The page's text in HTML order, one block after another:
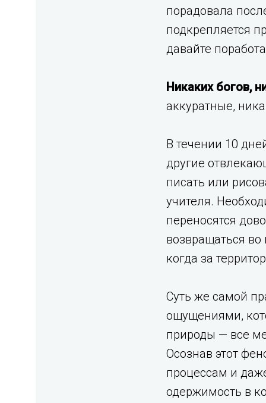
порадовала
подкрепляется
давайте
Никаких богов,
аккуратные,
В течении 10
другие
писать или
учителя.
переносятся
возвращаться
когда за
Суть же самой
ощущениями,
природы — все
Осознав этот
процессам и
одержимость в